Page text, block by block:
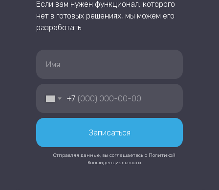
Если вам нужен функционал, которого
нет в готовых решениях, мы можем его
разработать
+7
Записаться
Отправляя данные, вы соглашаетесь с Политикой
Конфиденциальности